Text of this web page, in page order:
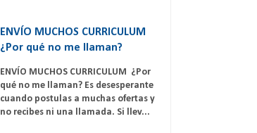
ENVÍO MUCHOS CURRICULUM
¿Por qué no me llaman?
ENVÍO MUCHOS CURRICULUM ¿Por
qué no me llaman? Es desesperante
cuando postulas a muchas ofertas y
no recibes ni una llamada. Si llev...